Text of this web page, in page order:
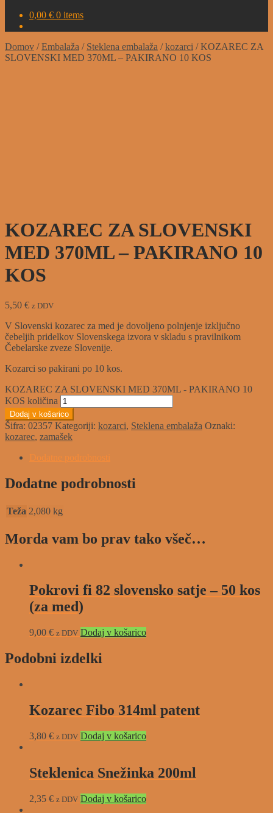
0,00 € 0 items
Domov /Embalaža / Steklena embalaža /kozarci /KOZAREC ZA
SLOVENSKI MED 370ML – PAKIRANO 10 KOS
KOZAREC ZA SLOVENSKI
MED 370ML – PAKIRANO 10
KOS
5,50 € z DDV
V Slovenski kozarec za med je dovoljeno polnjenje izključno
čebeljih pridelkov Slovenskega izvora v skladu s pravilnikom
Čebelarske zveze Slovenije.
Kozarci so pakirani po 10 kos.
KOZAREC ZA SLOVENSKI MED 370ML - PAKIRANO 10
KOS količina
Dodaj v košarico
Šifra: 02357 Kategoriji: kozarci, Steklena embalaža Oznaki:
kozarec, zamašek
Dodatne podrobnosti
Dodatne podrobnosti
Teža 2,080 kg
Morda vam bo prav tako všeč…
Pokrovi fi 82 slovensko satje – 50 kos
(za med)
9,00 € z DDV Dodaj v košarico
Podobni izdelki
Kozarec Fibo 314ml patent
3,80 € z DDV Dodaj v košarico
Steklenica Snežinka 200ml
2,35 € z DDV Dodaj v košarico